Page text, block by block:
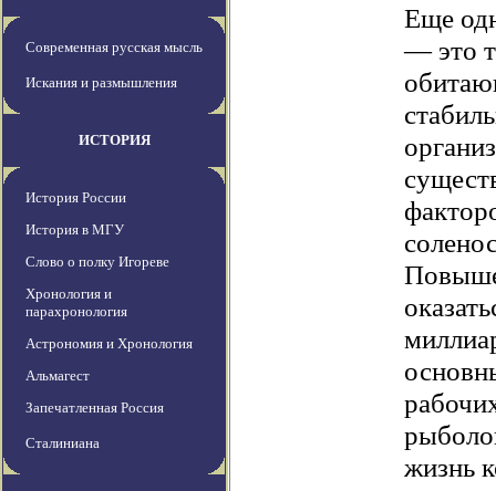
Современная русская мысль
Искания и размышления
ИСТОРИЯ
История России
История в МГУ
Слово о полку Игореве
Хронология и
парахронология
Астрономия и Хронология
Альмагест
Запечатленная Россия
Сталиниана
Еще
— это
жизнь